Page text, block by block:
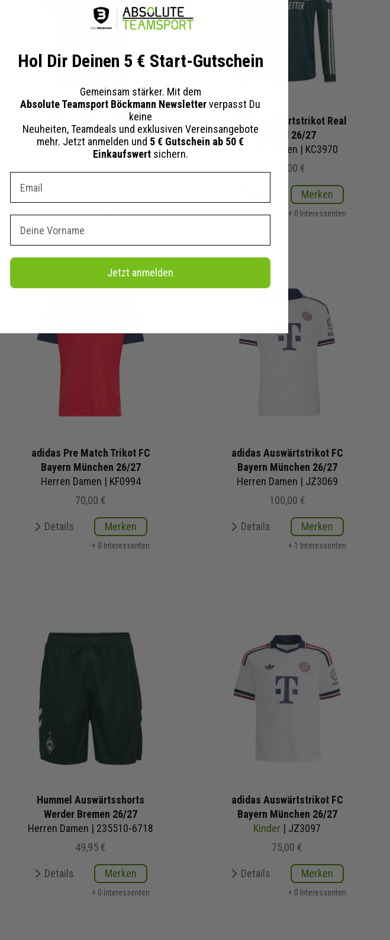
adidas Ausweichtrikot
Juventus 26/27
Kinder| KB8844
+ 0 Interessenten
adidas Auswärtstrikot Real
Madrid 26/27
Herren Damen | KC3970
110,00 €
Merken
+ 0 Interessenten
adidas Pre Match Trikot FC
Bayern München 26/27
Herren Damen | KF0994
70,00 €
Details Merken
+ 0 Interessenten
adidas Auswärtstrikot FC
Bayern München 26/27
Herren Damen | JZ3069
100,00 €
Details Merken
+ 1 Interessenten
Hummel Auswärtsshorts
Werder Bremen 26/27
Herren Damen | 235510-6718
49,95 €
Details Merken
+ 0 Interessenten
adidas Auswärtstrikot FC
Bayern München 26/27
Kinder | JZ3097
75,00 €
Details Merken
+ 0 Interessenten
Hol Dir Deinen 5 € Start-Gutschein
Gemeinsam stärker. Mit dem
Absolute Teamsport Böckmann Newsletterverpasst Du
keine
Neuheiten, Teamdeals und exklusiven Vereinsangebote
mehr. Jetzt anmelden und 5 € Gutschein ab 50 €
Einkaufswertsichern.
Jetzt anmelden